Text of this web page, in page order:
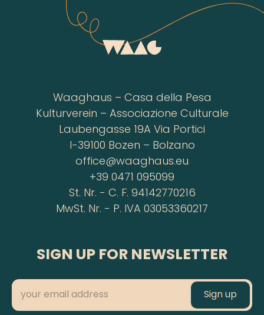
Waaghaus – Casa della Pesa
Kulturverein – Associazione Culturale
Laubengasse 19A Via Portici
I-39100 Bozen – Bolzano
office@waaghaus.eu
+39 0471 095099
St. Nr. - C. F. 94142770216
MwSt. Nr. - P. IVA 03053360217
SIGN UP FOR NEWSLETTER